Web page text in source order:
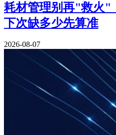
耗材管理别再"救火"
下次缺多少先算准
2026-08-07